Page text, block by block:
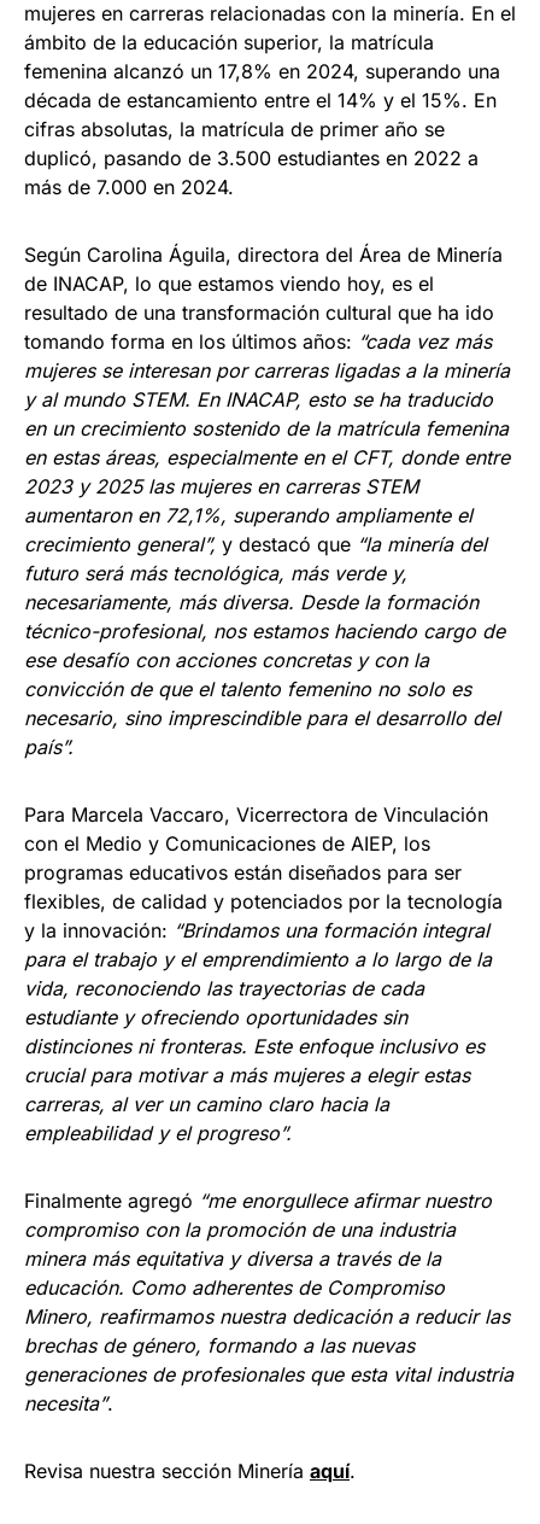
mujeres en carreras relacionadas con la minería. En el
ámbito de la educación superior, la matrícula
femenina alcanzó un 17,8% en 2024, superando una
década de estancamiento entre el 14% y el 15%. En
cifras absolutas, la matrícula de primer año se
duplicó, pasando de 3.500 estudiantes en 2022 a
más de 7.000 en 2024.
Según Carolina Águila, directora del Área de Minería
de INACAP, lo que estamos viendo hoy, es el
resultado de una transformación cultural que ha ido
tomando forma en los últimos años: “cada vez más
mujeres se interesan por carreras ligadas a la minería
y al mundo STEM. En INACAP, esto se ha traducido
en un crecimiento sostenido de la matrícula femenina
en estas áreas, especialmente en el CFT, donde entre
2023 y 2025 las mujeres en carreras STEM
aumentaron en 72,1%, superando ampliamente el
crecimiento general”, y destacó que “la minería del
futuro será más tecnológica, más verde y,
necesariamente, más diversa. Desde la formación
técnico-profesional, nos estamos haciendo cargo de
ese desafío con acciones concretas y con la
convicción de que el talento femenino no solo es
necesario, sino imprescindible para el desarrollo del
país”.
Para Marcela Vaccaro, Vicerrectora de Vinculación
con el Medio y Comunicaciones de AIEP, los
programas educativos están diseñados para ser
flexibles, de calidad y potenciados por la tecnología
y la innovación: “Brindamos una formación integral
para el trabajo y el emprendimiento a lo largo de la
vida, reconociendo las trayectorias de cada
estudiante y ofreciendo oportunidades sin
distinciones ni fronteras. Este enfoque inclusivo es
crucial para motivar a más mujeres a elegir estas
carreras, al ver un camino claro hacia la
empleabilidad y el progreso”.
Finalmente agregó “me enorgullece afirmar nuestro
compromiso con la promoción de una industria
minera más equitativa y diversa a través de la
educación. Como adherentes de Compromiso
Minero, reafirmamos nuestra dedicación a reducir las
brechas de género, formando a las nuevas
generaciones de profesionales que esta vital industria
necesita”.
Revisa nuestra sección Minería aquí.